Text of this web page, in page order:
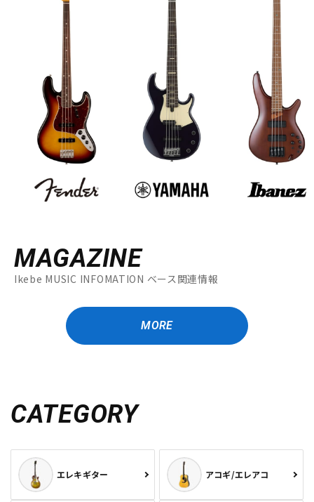
MAGAZINE
Ikebe MUSIC INFOMATION ベース関連情報
MORE
CATEGORY
エレキギター アコギ/エレアコ